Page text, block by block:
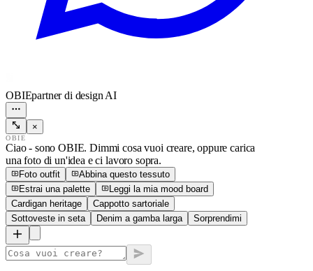
OBIEpartner di design AI
×
OBIE
Ciao - sono OBIE. Dimmi cosa vuoi creare, oppure carica
una foto di un'idea e ci lavoro sopra.
Foto outfit
Abbina questo tessuto
Estrai una palette
Leggi la mia mood board
Cardigan heritage
Cappotto sartoriale
Sottoveste in seta
Denim a gamba larga Sorprendimi